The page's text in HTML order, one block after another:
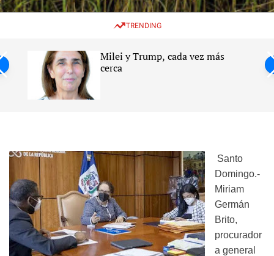
w
c
e
e
TRENDING
Milei y Trump, cada vez más
cerca
Santo
Domingo.-
Miriam
Germán
Brito,
procurador
a general